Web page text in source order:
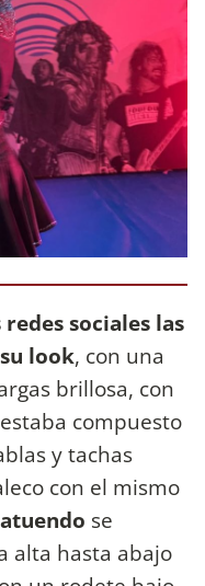
sociales las
look, con una
brillosa, con
compuesto
y tachas
con el mismo
se
alta hasta abajo